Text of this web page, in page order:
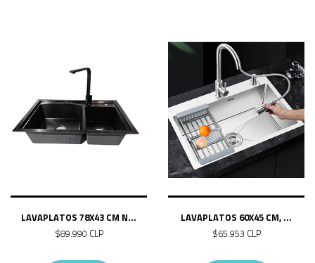
LAVAPLATOS 78X43 CM N...
$89.990 CLP
LAVAPLATOS 60X45 CM, ...
$65.953 CLP